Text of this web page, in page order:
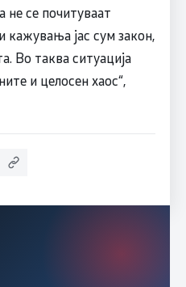
не се почитуваат
јас сум закон,
Во таква ситуација
и целосен хаос“,